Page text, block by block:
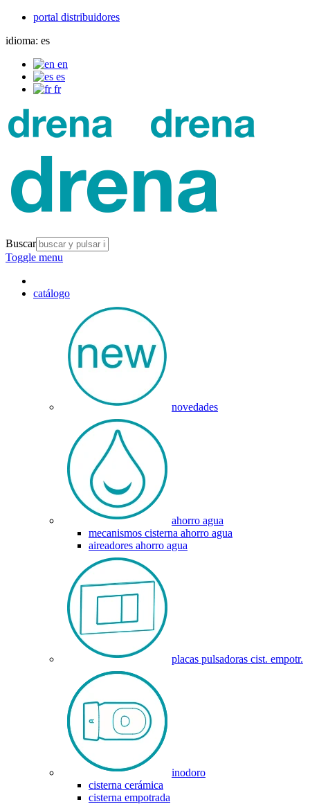
portal distribuidores
idioma: es
en
es
fr
Buscar
Toggle menu
catálogo
novedades
ahorro agua
mecanismos cisterna ahorro agua
aireadores ahorro agua
placas pulsadoras cist. empotr.
inodoro
cisterna cerámica
cisterna empotrada